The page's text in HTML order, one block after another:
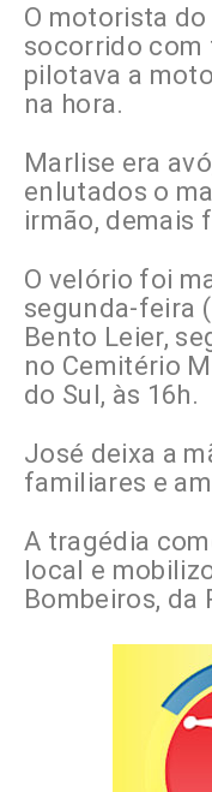
O motorista
socorrido com
pilotava a
na hora.
Marlise era
enlutados o
irmão, demais
O velório foi
segunda-feira
Bento Leier,
no Cemitério
do Sul, às 16h.
José deixa a
familiares e
A tragédia
local e
Bombeiros, da